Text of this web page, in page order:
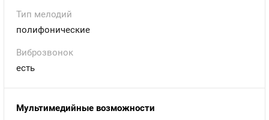
Тип мелодий
полифонические
Виброзвонок
есть
Мультимедийные возможности